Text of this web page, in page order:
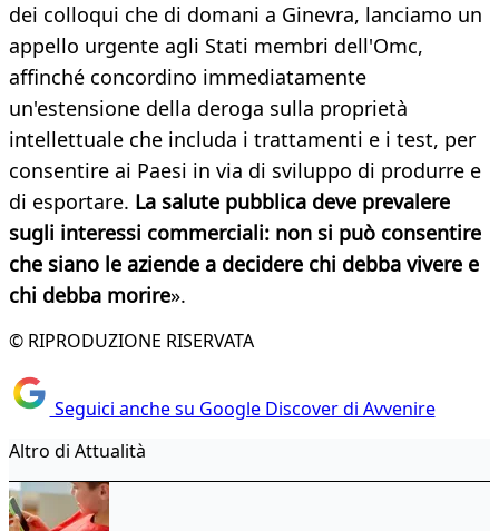
dei colloqui che di domani a Ginevra, lanciamo un
appello urgente agli Stati membri dell'Omc,
affinché concordino immediatamente
un'estensione della deroga sulla proprietà
intellettuale che includa i trattamenti e i test, per
consentire ai Paesi in via di sviluppo di produrre e
di esportare. La salute pubblica deve prevalere
sugli interessi commerciali: non si può consentire
che siano le aziende a decidere chi debba vivere e
chi debba morire».
© RIPRODUZIONE RISERVATA
Seguici anche su Google Discover di Avvenire
Altro di Attualità